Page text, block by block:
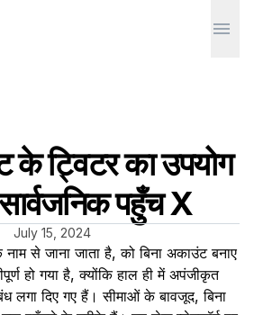
के ट्विटर का उपयोग
पहुँच X
July 15, 2024
से जाना जाता है, को बिना अकाउंट बनाए
हो गया है, क्योंकि हाल ही में अपंजीकृत
लगा दिए गए हैं। सीमाओं के बावजूद, बिना